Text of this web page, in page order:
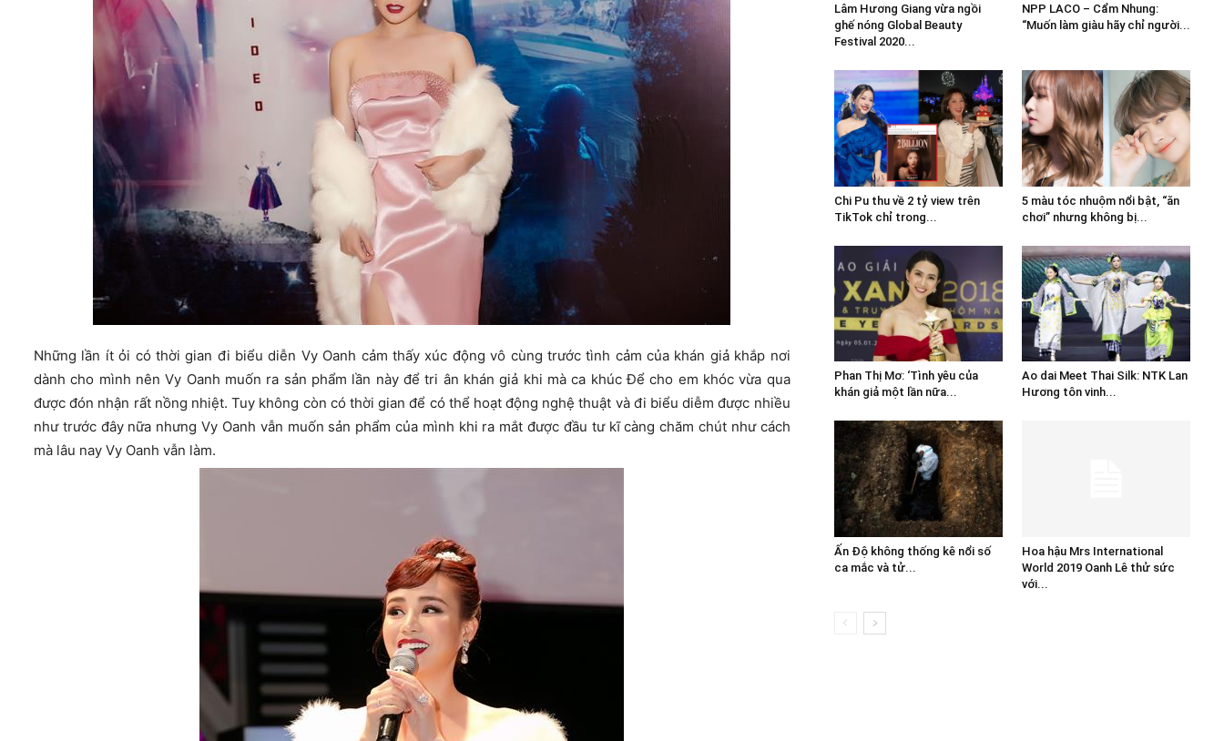
Những lần ít ỏi có thời gian đi biểu diễn Vy Oanh cảm thấy xúc động vô cùng trước tình cảm của khán giả khắp nơi
dành cho mình nên Vy Oanh muốn ra sản phẩm lần này để tri ân khán giả khi mà ca khúc Để cho em khóc vừa qua
được đón nhận rất nồng nhiệt. Tuy không còn có thời gian để có thể hoạt động nghệ thuật và đi biểu diễm được nhiều
như trước đây nữa nhưng Vy Oanh vẫn muốn sản phẩm của mình khi ra mắt được đầu tư kĩ càng chăm chút như cách
mà lâu nay Vy Oanh vẫn làm.
Lâm Hương Giang vừa ngồi
ghế nóng Global Beauty
Festival 2020...
NPP LACO – Cẩm Nhung:
“Muốn làm giàu hãy chỉ người...
Chi Pu thu về 2 tỷ view trên
TikTok chỉ trong...
5 màu tóc nhuộm nổi bật, “ăn
chơi” nhưng không bị...
Phan Thị Mơ: ‘Tình yêu của
khán giả một lần nữa...
Ao dai Meet Thai Silk: NTK Lan
Hương tôn vinh...
Ấn Độ không thống kê nổi số
ca mắc và tử...
Hoa hậu Mrs International
World 2019 Oanh Lê thử sức
với...